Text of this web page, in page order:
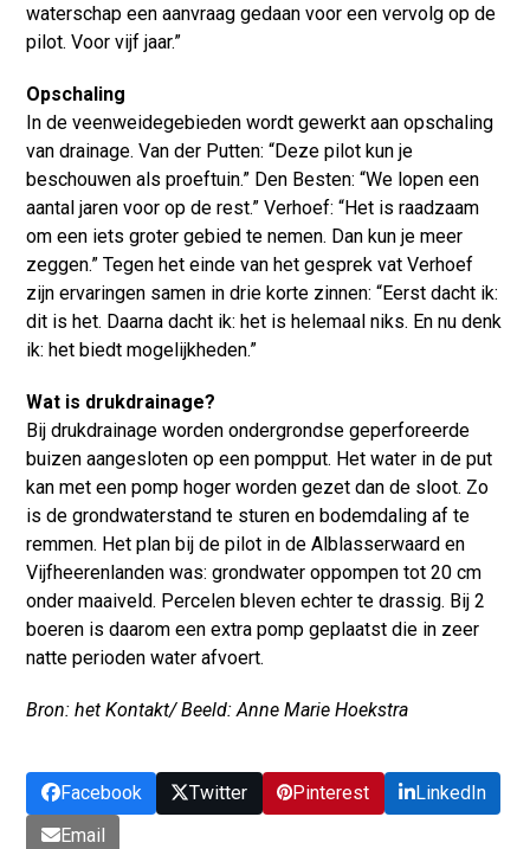
waterschap een aanvraag gedaan voor een vervolg op de
pilot. Voor vijf jaar.”
Opschaling
In de veenweidegebieden wordt gewerkt aan opschaling
van drainage. Van der Putten: “Deze pilot kun je
beschouwen als proeftuin.” Den Besten: “We lopen een
aantal jaren voor op de rest.” Verhoef: “Het is raadzaam
om een iets groter gebied te nemen. Dan kun je meer
zeggen.” Tegen het einde van het gesprek vat Verhoef
zijn ervaringen samen in drie korte zinnen: “Eerst dacht ik:
dit is het. Daarna dacht ik: het is helemaal niks. En nu denk
ik: het biedt mogelijkheden.”
Wat is drukdrainage?
Bij drukdrainage worden ondergrondse geperforeerde
buizen aangesloten op een pompput. Het water in de put
kan met een pomp hoger worden gezet dan de sloot. Zo
is de grondwaterstand te sturen en bodemdaling af te
remmen. Het plan bij de pilot in de Alblasserwaard en
Vijfheerenlanden was: grondwater oppompen tot 20 cm
onder maaiveld. Percelen bleven echter te drassig. Bij 2
boeren is daarom een extra pomp geplaatst die in zeer
natte perioden water afvoert.
Bron: het Kontakt/ Beeld: Anne Marie Hoekstra
Facebook Twitter Pinterest
LinkedIn
Email